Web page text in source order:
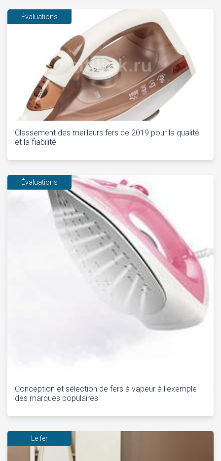
Évaluations
Classement des meilleurs fers de 2019 pour la qualité
et la fiabilité
Évaluations
Conception et sélection de fers à vapeur à l'exemple
des marques populaires
Le fer